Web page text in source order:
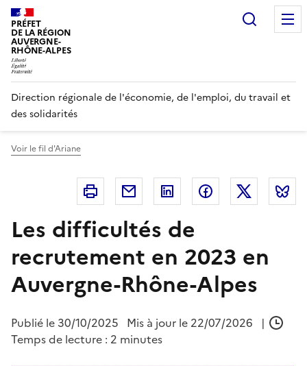
Panneau de gestion des cookies
PRÉFET
DE LA RÉGION
AUVERGNE-
RHÔNE-ALPES
Direction régionale de l'économie, de l'emploi, du travail et
des solidarités
Voir le fil d'Ariane
Imprimer Courriel Linkedin FacebookTwitter
Les difficultés de
recrutement en 2023 en
Auvergne-Rhône-Alpes
Publié le 30/10/2025 Mis à jour le 22/07/2026
|
Temps de lecture : 2 minutes